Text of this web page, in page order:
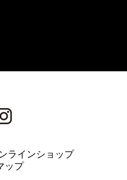
ラインショップ
ップ